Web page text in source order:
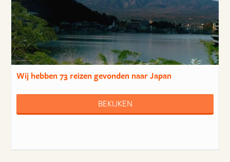
Wij hebben73 reizengevonden naar Japan
BEKIJKEN